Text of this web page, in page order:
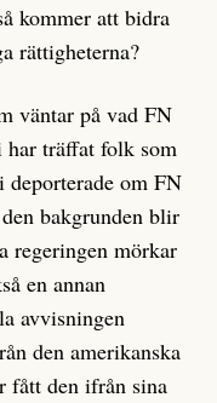
kommer att bidra
rättigheterna?
väntar på vad FN
har träffat folk som
om FN
bakgrunden blir
regeringen mörkar
en annan
avvisningen
den amerikanska
fått den ifrån sina